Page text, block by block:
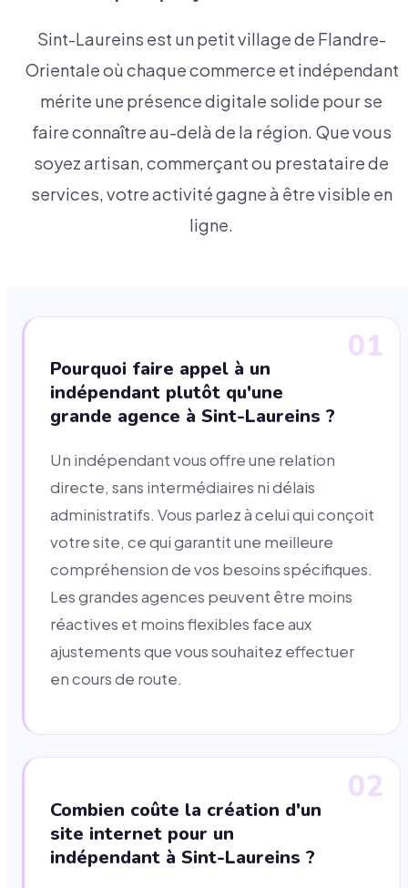
Sint-Laureins est un petit village de Flandre-
Orientale où chaque commerce et indépendant
mérite une présence digitale solide pour se
faire connaître au-delà de la région. Que vous
soyez artisan, commerçant ou prestataire de
services, votre activité gagne à être visible en
ligne.
01
Pourquoi faire appel à un
indépendant plutôt qu'une
grande agence à Sint-Laureins ?
Un indépendant vous offre une relation
directe, sans intermédiaires ni délais
administratifs. Vous parlez à celui qui conçoit
votre site, ce qui garantit une meilleure
compréhension de vos besoins spécifiques.
Les grandes agences peuvent être moins
réactives et moins flexibles face aux
ajustements que vous souhaitez effectuer
en cours de route.
02
Combien coûte la création d'un
site internet pour un
indépendant à Sint-Laureins ?